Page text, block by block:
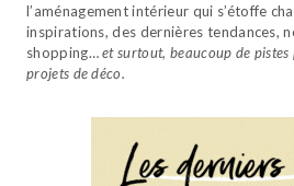
l’aménagement intérieur qui s’étoffe
inspirations, des dernières tendances,
shopping…et surtout, beaucoup de
projets de déco.